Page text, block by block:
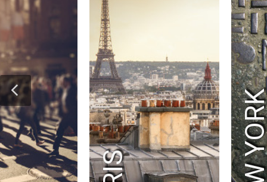
NEW